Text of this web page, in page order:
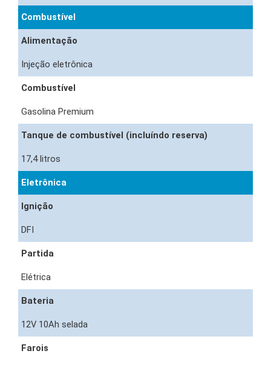
Combustível
Alimentação
Injeção eletrônica
Combustível
Gasolina Premium
Tanque de combustível (incluíndo reserva)
17,4 litros
Eletrônica
Ignição
DFI
Partida
Elétrica
Bateria
12V 10Ah selada
Farois